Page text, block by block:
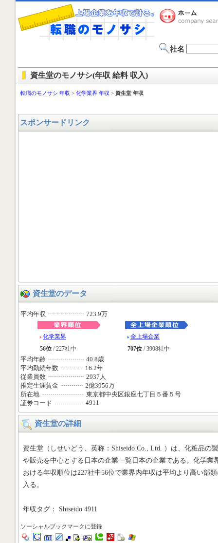
社名
資生堂のモノサシ(年収 給料 収入)
転職のモノサシ 年収 > 化学業界 年収 > 資生堂 年収
スポンサードリンク
資生堂のデータ
平均年収 723.9万
化学業界
56位 / 227社中
全上場企業
707位 / 3908社中
平均年齢
40.8歳
平均勤続年数
16.2年
従業員数
2937人
推定生涯賃金
2億3956万
所在地
東京都中央区銀座七丁目５番５号
証券コード
4911
資生堂の詳細
資生堂（しせいどう、英称：Shiseido Co., Ltd. ）は、化粧品の
や販売を中心とする日本の企業一覧日本の企業である。化学業
おける年収順位は227社中56位で業界内年収は平均より高い部
入る。
年収タグ： Shiseido 4911
ソーシャルブックマークに登録